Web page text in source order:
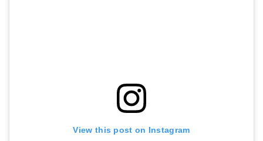
View this post on Instagram